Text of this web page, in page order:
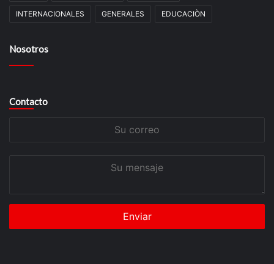
INTERNACIONALES GENERALES EDUCACIÒN
Nosotros
Contacto